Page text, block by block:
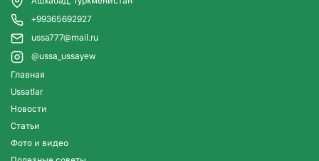
+99365692927
ussa777@mail.ru
@ussa_ussayew
Главная
Ussatlar
Новости
Статьи
Фото и видео